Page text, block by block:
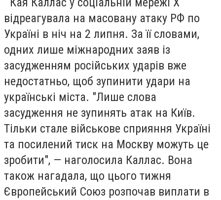
відреагувала на масовану атаку РФ по
Україні в ніч на 2 липня. За її словами,
одних лише міжнародних заяв із
засудженням російських ударів вже
недостатньо, щоб зупинити удари на
українські міста. "Лише слова
засудження не зупинять атак на Київ.
Тільки стале військове сприяння Україні
та посилений тиск на Москву можуть це
зробити", — наголосила Каллас. Вона
також нагадала, що цього тижня
Європейський Союз розпочав виплати в